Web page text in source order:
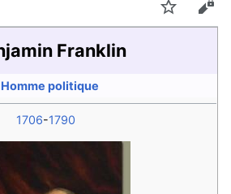
Suivre
Franklin
Homme politique
1706-1790